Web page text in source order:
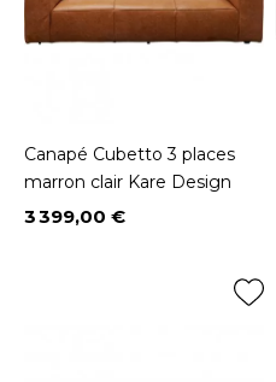
Canapé Cubetto 3 places
marron clair Kare Design
Prix
3 399,00 €